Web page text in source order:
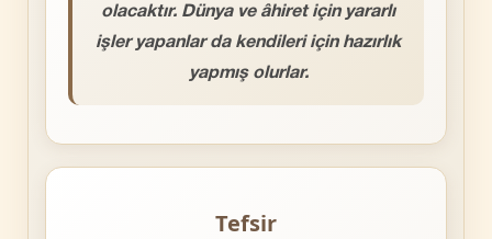
olacaktır. Dünya ve âhiret için yararlı
işler yapanlar da kendileri için hazırlık
yapmış olurlar.
Tefsir